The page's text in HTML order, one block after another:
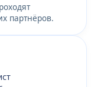
партнёров.